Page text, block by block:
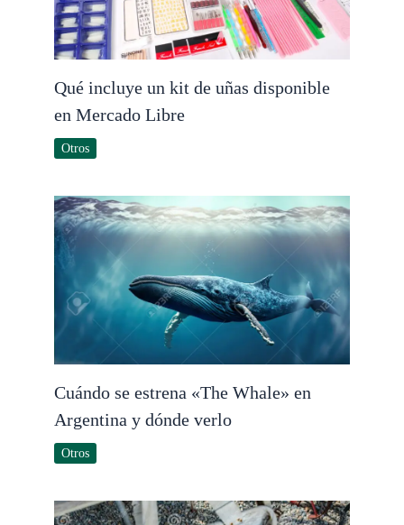
Qué incluye un kit de uñas disponible
en Mercado Libre
Otros
Cuándo se estrena «The Whale» en
Argentina y dónde verlo
Otros